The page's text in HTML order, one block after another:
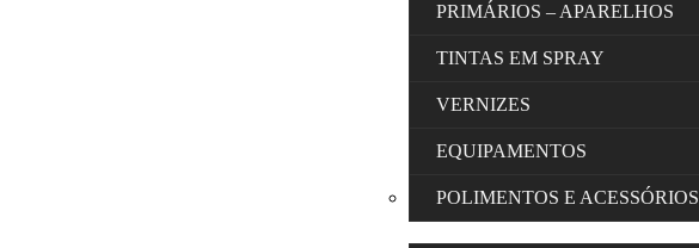
PRIMÁRIOS – APARELHOS
TINTAS EM SPRAY
VERNIZES
EQUIPAMENTOS
POLIMENTOS E ACESSÓRIOS